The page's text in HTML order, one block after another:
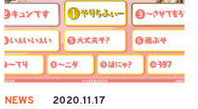
NEWS 2020.11.17